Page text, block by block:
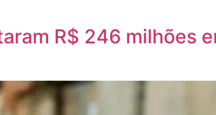
R$ 246 milhões